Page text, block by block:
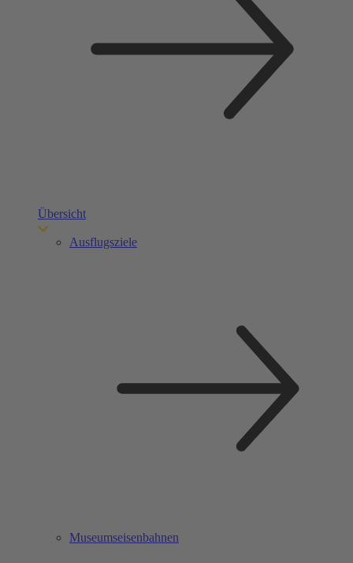
Übersicht
Ausflugsziele
Museumseisenbahnen